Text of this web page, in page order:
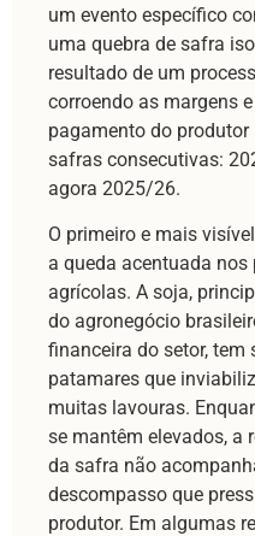
um evento específico
uma quebra de safra
resultado de um
corroendo as margens
pagamento do
safras consecutivas:
agora 2025/26.
O primeiro e mais
a queda acentuada
agrícolas. A soja,
do agronegócio
financeira do setor, tem
patamares que
muitas lavouras.
se mantêm elevados, a
da safra não
descompasso que
produtor. Em algumas